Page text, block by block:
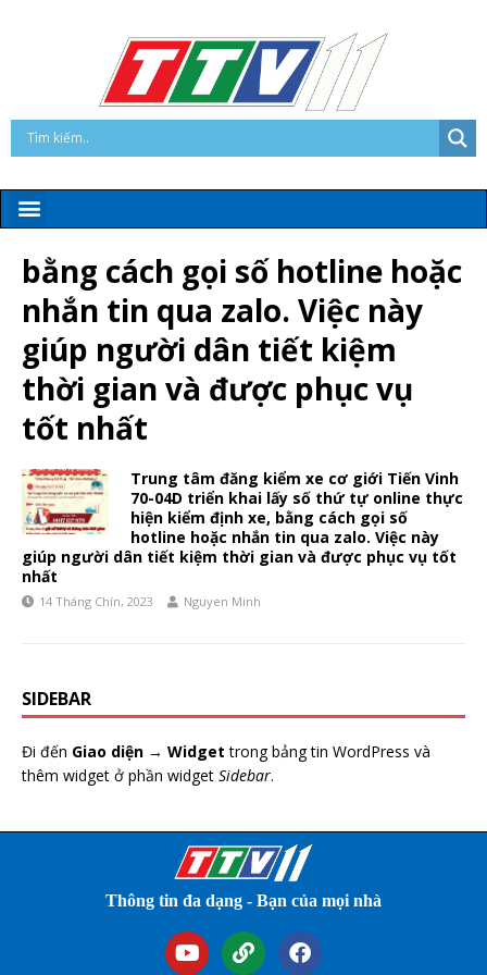
bằng cách gọi số hotline hoặc
nhắn tin qua zalo. Việc này
giúp người dân tiết kiệm
thời gian và được phục vụ
tốt nhất
Trung tâm đăng kiểm xe cơ giới Tiến Vinh
70-04D triển khai lấy số thứ tự online thực
hiện kiểm định xe, bằng cách gọi số
hotline hoặc nhắn tin qua zalo. Việc này
giúp người dân tiết kiệm thời gian và được phục vụ tốt
nhất
14 Tháng Chín, 2023 Nguyen Minh
SIDEBAR
Đi đến Giao diện → Widget trong bảng tin WordPress và
thêm widget ở phần widget Sidebar.
Thông tin đa dạng - Bạn của mọi nhà